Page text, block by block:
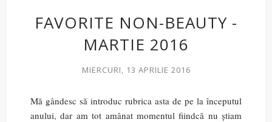
FAVORITE NON-BEAUTY -
MARTIE 2016
MIERCURI, 13 APRILIE 2016
Mă gândesc să introduc rubrica asta de pe la începutul
anului, dar am tot amânat momentul fiindcă nu știam